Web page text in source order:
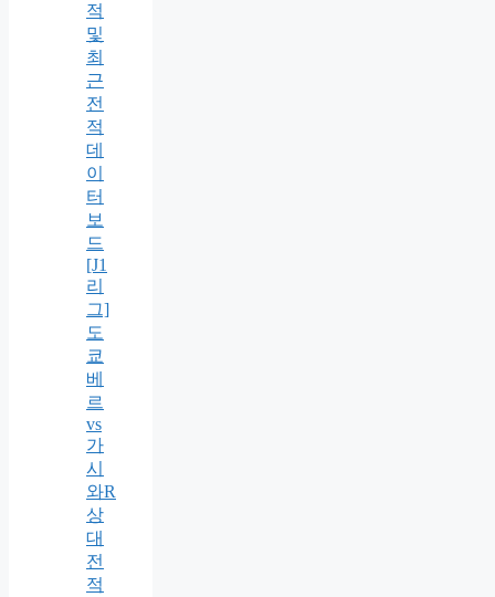
적
및
최
근
전
적
데
이
터
보
드
[J1
리
그]
도
쿄
베
르
vs
가
시
와R
상
대
전
적